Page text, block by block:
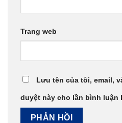
Trang web
Lưu tên của tôi, email,
duyệt này cho lần bình luận